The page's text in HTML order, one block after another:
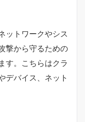
ットワークやシス
撃から守るための
す。こちらはクラ
デバイス、ネット